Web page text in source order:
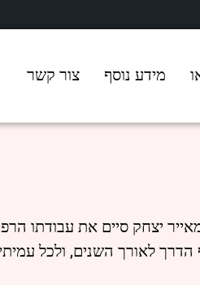
מידע נוסף צור קשר
יצחק סיים את עבודתו
לאורך השנים, ולכל